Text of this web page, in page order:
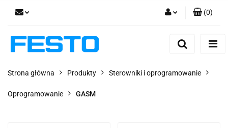
Dodaj zgłoszenie
(0)
Strona główna Produkty Sterowniki i oprogramowanie
Oprogramowanie GASM